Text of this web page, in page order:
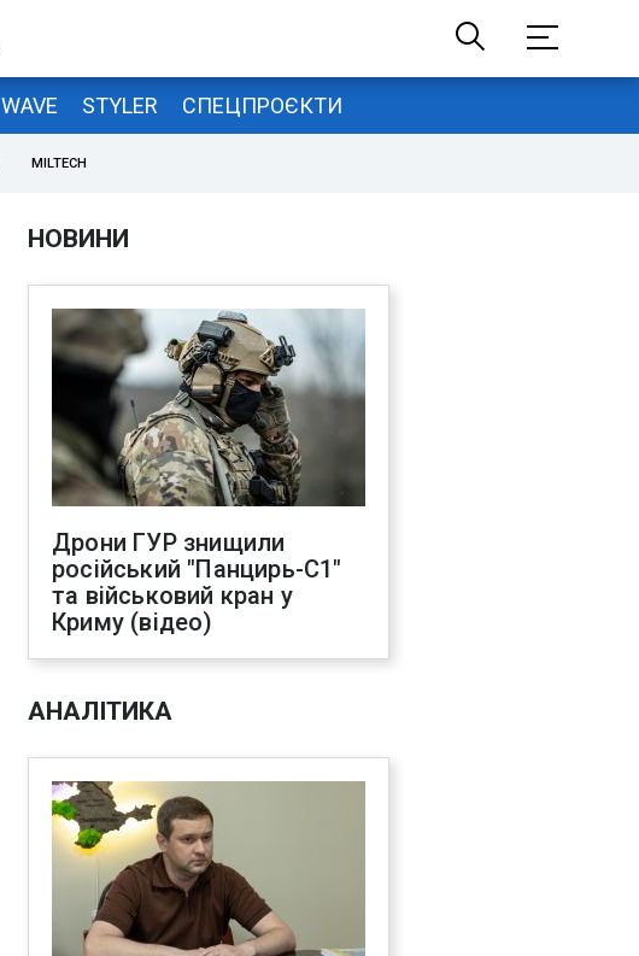
WAVE STYLER СПЕЦПРОЄКТИ
MILTECH
НОВИНИ
Дрони ГУР знищили
російський "Панцирь-С1"
та військовий кран у
Криму (відео)
АНАЛІТИКА